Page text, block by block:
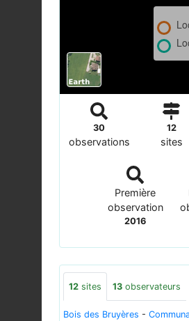
30
observations
12
sites
Première
observation
2016
12 sites 13 observateurs
Bois des Bruyères -